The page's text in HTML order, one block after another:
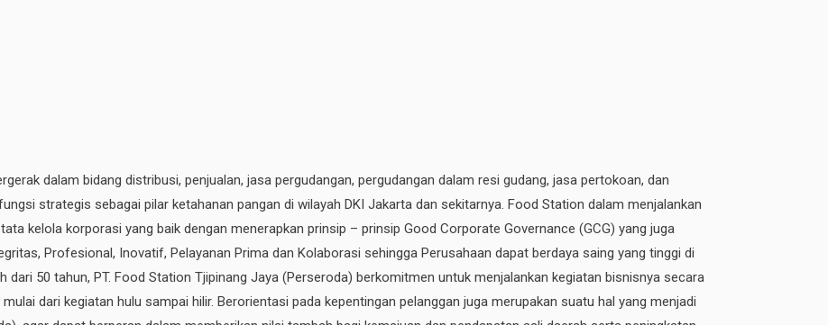
dalam bidang distribusi, penjualan, jasa pergudangan, pergudangan dalam resi gudang, jasa pertokoan, dan
strategis sebagai pilar ketahanan pangan di wilayah DKI Jakarta dan sekitarnya. Food Station dalam menjalankan
kelola korporasi yang baik dengan menerapkan prinsip – prinsip Good Corporate Governance (GCG) yang juga
Profesional, Inovatif, Pelayanan Prima dan Kolaborasi sehingga Perusahaan dapat berdaya saing yang tinggi di
dari 50 tahun, PT. Food Station Tjipinang Jaya (Perseroda) berkomitmen untuk menjalankan kegiatan bisnisnya secara
dari kegiatan hulu sampai hilir. Berorientasi pada kepentingan pelanggan juga merupakan suatu hal yang menjadi